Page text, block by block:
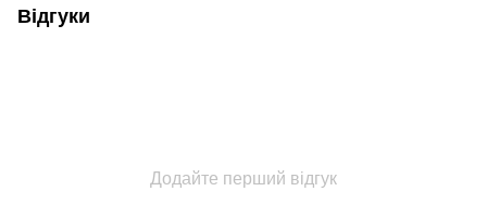
Відгуки
Додайте перший відгук